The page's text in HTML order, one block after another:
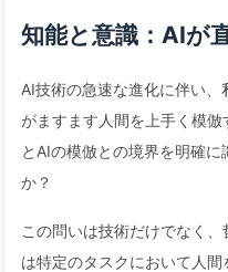
知能と意識：AIが
AI技術の急速な進化に伴い
がますます人間を上手く模倣
とAIの模倣との境界を明確
か？
この問いは技術だけでなく
は特定のタスクにおいて人